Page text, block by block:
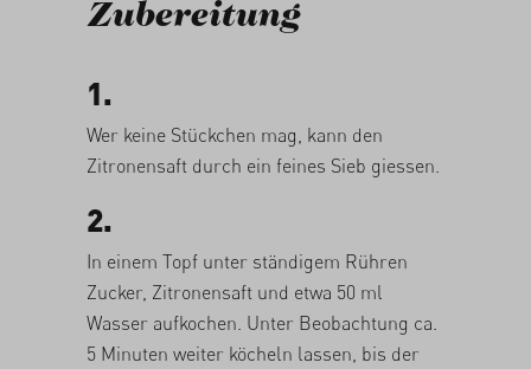
Zubereitung
1.
Wer keine Stückchen mag, kann den
Zitronensaft durch ein feines Sieb giessen.
2.
In einem Topf unter ständigem Rühren
Zucker, Zitronensaft und etwa 50 ml
Wasser aufkochen. Unter Beobachtung ca.
5 Minuten weiter köcheln lassen, bis der